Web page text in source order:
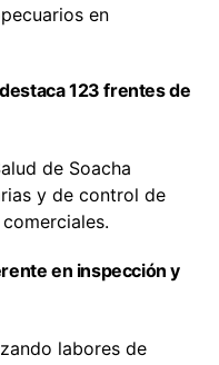
123 frentes de
en inspección y